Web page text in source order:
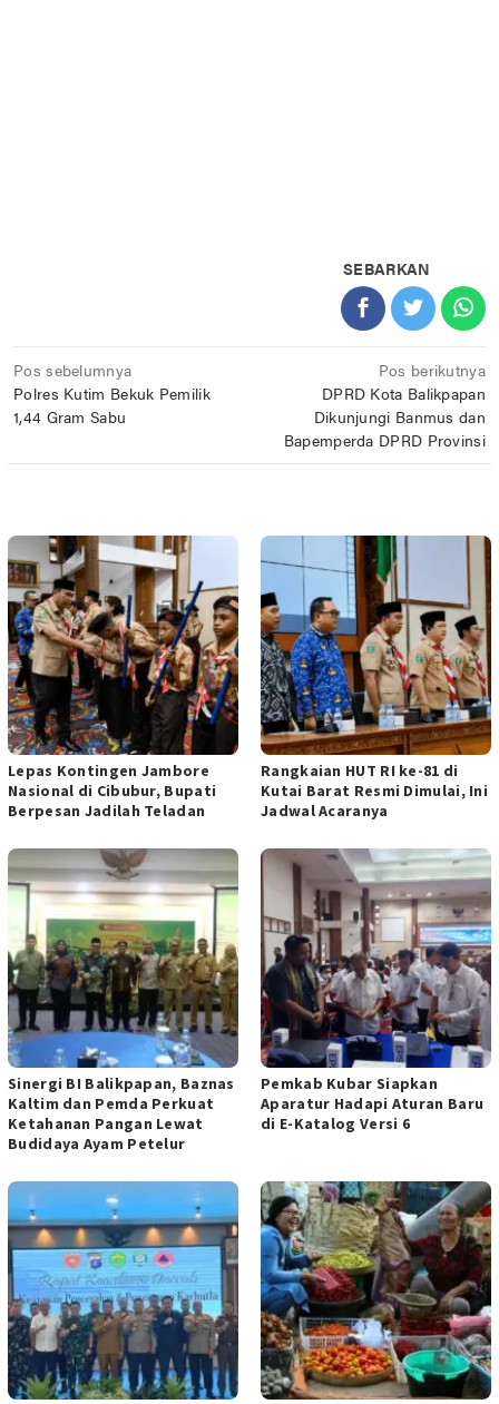
SEBARKAN
Navigasi
pos
Pos sebelumnya
Polres Kutim Bekuk Pemilik
1,44 Gram Sabu
Pos berikutnya
DPRD Kota Balikpapan
Dikunjungi Banmus dan
Bapemperda DPRD Provinsi
Lepas Kontingen Jambore
Nasional di Cibubur, Bupati
Berpesan Jadilah Teladan
Rangkaian HUT RI ke-81 di
Kutai Barat Resmi Dimulai, Ini
Jadwal Acaranya
Sinergi BI Balikpapan, Baznas
Kaltim dan Pemda Perkuat
Ketahanan Pangan Lewat
Budidaya Ayam Petelur
Pemkab Kubar Siapkan
Aparatur Hadapi Aturan Baru
di E-Katalog Versi 6